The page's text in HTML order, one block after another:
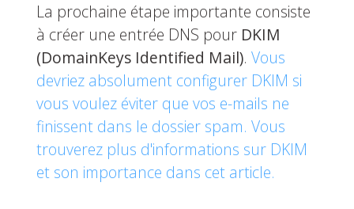
La prochaine étape importante consiste
à créer une entrée DNS pour DKIM
(DomainKeys Identified Mail). Vous
devriez absolument configurer DKIM si
vous voulez éviter que vos e-mails ne
finissent dans le dossier spam. Vous
trouverez plus d'informations sur DKIM
et son importance dans cet article.